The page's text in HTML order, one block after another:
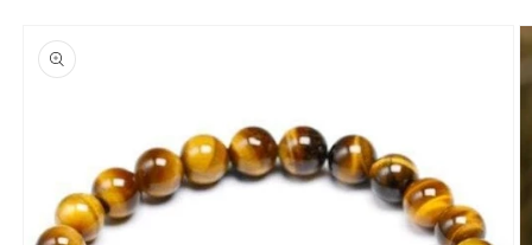
informations
produits